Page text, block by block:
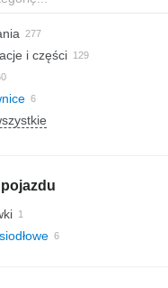
i części
klimatyzacji
klimatyzacji
klimatyzacji
szyby
dachy